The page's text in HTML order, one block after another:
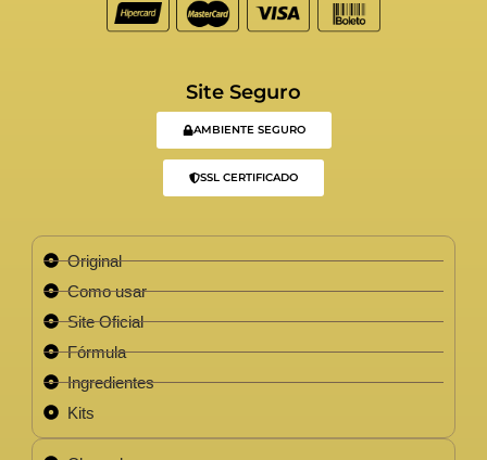
Site Seguro
AMBIENTE SEGURO
SSL CERTIFICADO
Original
Como usar
Site Oficial
Fórmula
Ingredientes
Kits